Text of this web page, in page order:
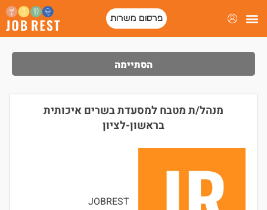
פרסום משרות
הסתיימה
מנהל/ת מטבח למסעדת בשרים איכותית
בראשון-לציון
JOBREST